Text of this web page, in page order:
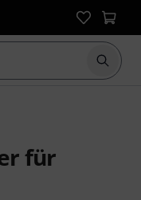
Suche
für